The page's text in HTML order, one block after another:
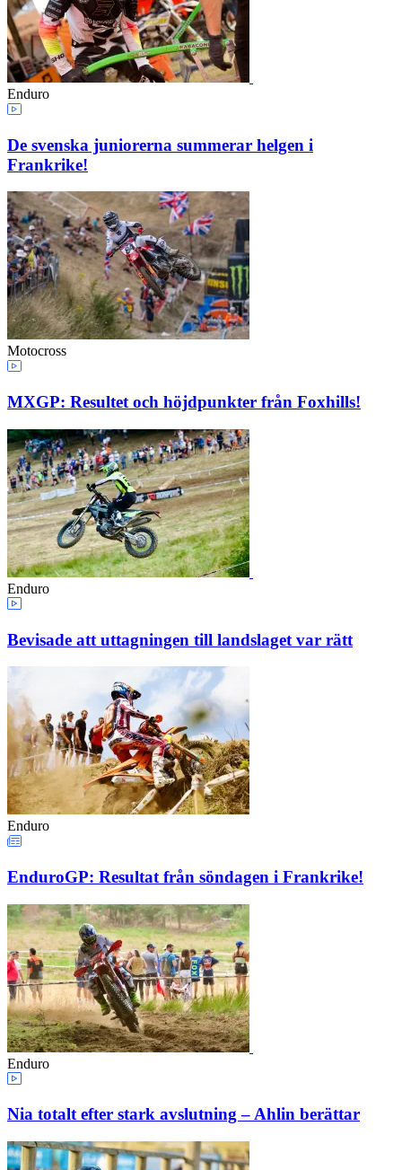
Enduro
De svenska juniorerna summerar helgen i
Frankrike!
Motocross
MXGP: Resultet och höjdpunkter från Foxhills!
Enduro
Bevisade att uttagningen till landslaget var rätt
Enduro
EnduroGP: Resultat från söndagen i Frankrike!
Enduro
Nia totalt efter stark avslutning – Ahlin berättar